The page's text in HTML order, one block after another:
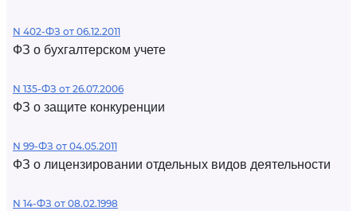
N 402-ФЗ от 06.12.2011
ФЗ о бухгалтерском учете
N 135-ФЗ от 26.07.2006
ФЗ о защите конкуренции
N 99-ФЗ от 04.05.2011
ФЗ о лицензировании отдельных видов деятельности
N 14-ФЗ от 08.02.1998